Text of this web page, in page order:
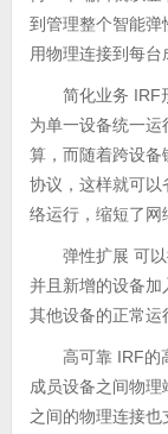
到管理整个智能弹
用物理连接到每台
简化业务 IRF
为单一设备统一
算，而随着跨设备
协议，这样就可以
络运行，缩短了网
弹性扩展 可
并且新增的设备加
其他设备的正常运
高可靠 IRF的
成员设备之间物
之间的物理连接